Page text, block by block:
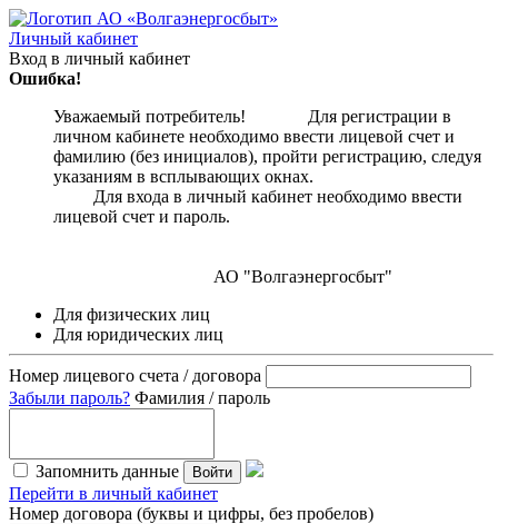
Личный кабинет
Вход в личный кабинет
Ошибка!
Уважаемый потребитель! Для регистрации в
личном кабинете необходимо ввести лицевой счет и
фамилию (без инициалов), пройти регистрацию, следуя
указаниям в всплывающих окнах.
Для входа в личный кабинет необходимо ввести
лицевой счет и пароль.
АО "Волгаэнергосбыт"
Для физических лиц
Для юридических лиц
Номер лицевого счета / договора
Забыли пароль? Фамилия / пароль
Запомнить данные Войти
Перейти в личный кабинет
Номер договора (буквы и цифры, без пробелов)